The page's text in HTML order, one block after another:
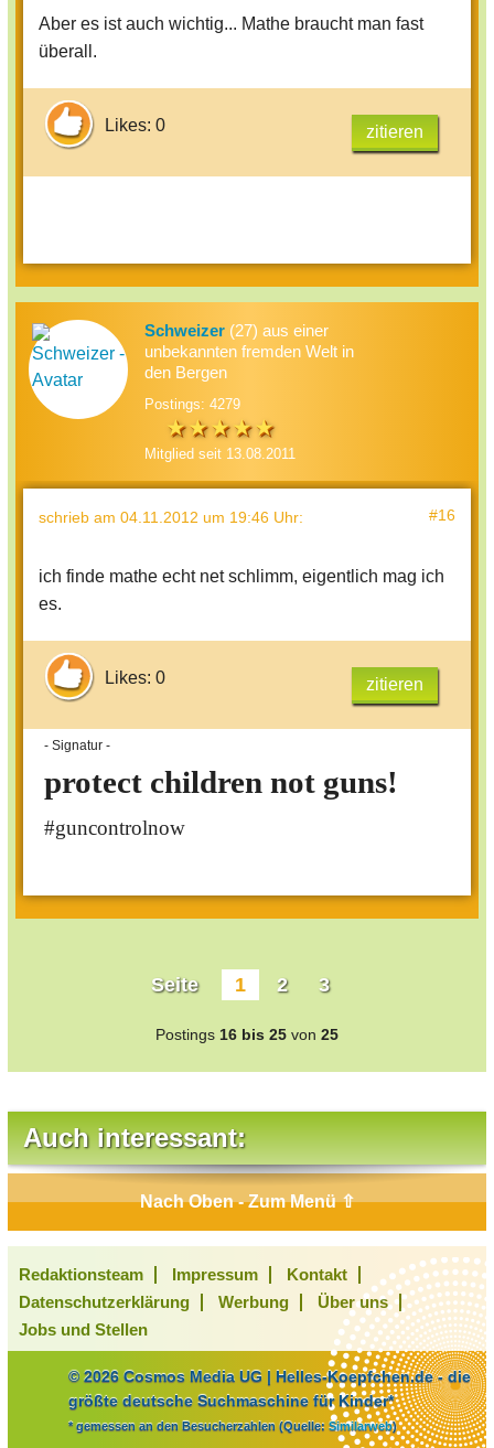
Aber es ist auch wichtig... Mathe braucht man fast
überall.
Likes: 0 zitieren
Schweizer (27) aus einer
unbekannten fremden Welt in
den Bergen
Postings: 4279
Mitglied seit 13.08.2011
schrieb am 04.11.2012 um 19:46 Uhr: #16
ich finde mathe echt net schlimm, eigentlich mag ich
es.
Likes: 0 zitieren
- Signatur -
protect children not guns!
#guncontrolnow
Seite 1 2 3
Postings 16 bis 25 von 25
Auch interessant:
Nach Oben - Zum Menü ⇧
Redaktionsteam Impressum
Kontakt
Datenschutzerklärung
Werbung
Über uns
Jobs und Stellen
© 2026 Cosmos Media UG | Helles-Koepfchen.de - die
größte deutsche Suchmaschine für Kinder*
* gemessen an den Besucherzahlen (Quelle: Similarweb)